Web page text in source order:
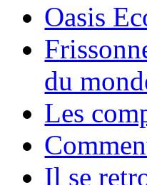
Oasis
du
Les
Il se